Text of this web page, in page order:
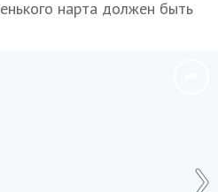
нарта должен быть